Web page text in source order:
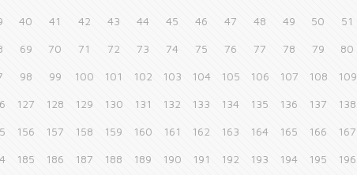
40 41 42 43 44 45 46 47 48 49 50 51
69 70 71 72 73 74 75 76 77 78 79 80
98 99 100 101 102 103 104 105 106 107 108 109
127 128 129 130 131 132 133 134 135 136 137 138
156 157 158 159 160 161 162 163 164 165 166 167
185 186 187 188 189 190 191 192 193 194 195 196